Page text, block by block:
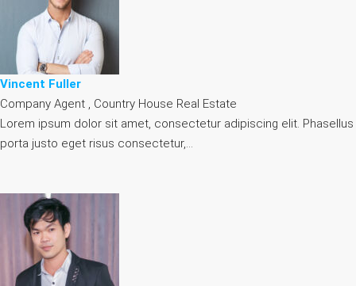
Vincent Fuller
Company Agent , Country House Real Estate
Lorem ipsum dolor sit amet, consectetur adipiscing elit. Phasellus
porta justo eget risus consectetur,…